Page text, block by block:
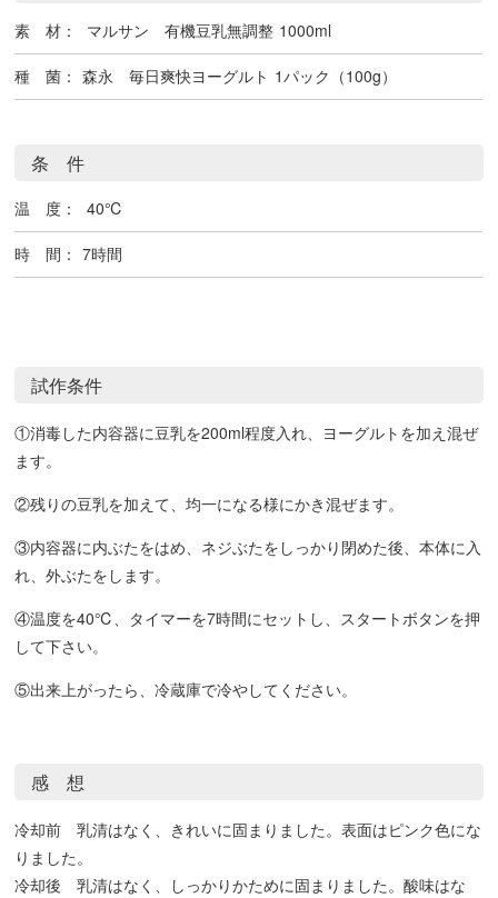
素 材： マルサン 有機豆乳無調整 1000ml
種 菌： 森永 毎日爽快ヨーグルト 1パック（100g）
条 件
温 度： 40℃
時 間： 7時間
試作条件
①消毒した内容器に豆乳を200ml程度入れ、ヨーグルトを加え混ぜ
ます。
②残りの豆乳を加えて、均一になる様にかき混ぜます。
③内容器に内ぶたをはめ、ネジぶたをしっかり閉めた後、本体に入
れ、外ぶたをします。
④温度を40℃、タイマーを7時間にセットし、スタートボタンを押
して下さい。
⑤出来上がったら、冷蔵庫で冷やしてください。
感 想
冷却前 乳清はなく、きれいに固まりました。表面はピンク色にな
りました。
冷却後 乳清はなく、しっかりかために固まりました。酸味はな